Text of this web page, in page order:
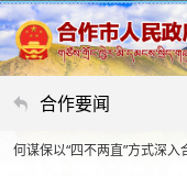
合作要闻
何谋保以“四不两直”方式深